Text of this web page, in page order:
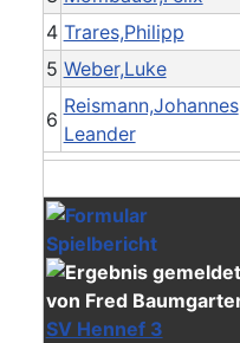
4 Trares,Philipp
5 Weber,Luke
6
Reismann,Johannes
Leander
SV Hennef 3